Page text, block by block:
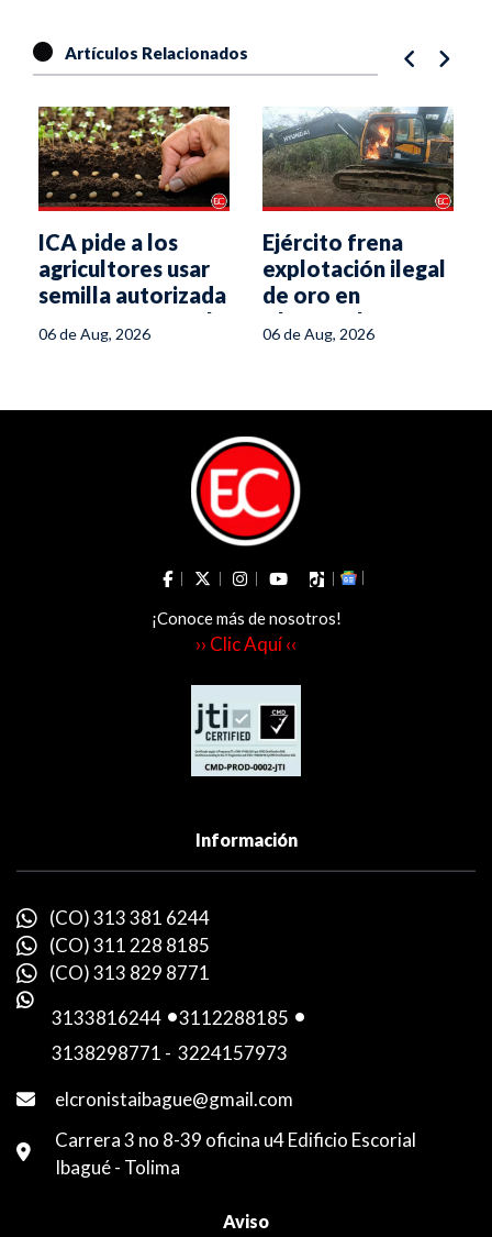
Artículos Relacionados
ICA pide a los
agricultores usar
semilla autorizada
para enfrentar el
fenómeno de El
06 de Aug, 2026
Ejército frena
explotación ilegal
de oro en
Chaparral
06 de Aug, 2026
¡Conoce más de nosotros!
›› Clic Aquí ‹‹
Información
(CO) 313 381 6244
(CO) 311 228 8185
(CO) 313 829 8771
3133816244 -3112288185 -
3138298771 - 3224157973
elcronistaibague@gmail.com
Carrera 3 no 8-39 oficina u4 Edificio Escorial
Ibagué - Tolima
Aviso